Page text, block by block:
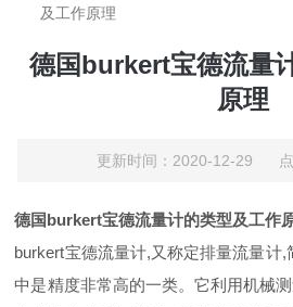
及工作原理
德国burkert宝德流量
原理
更新时间：2020-12-29 点
德国burkert宝德流量计的类型及工作
burkert宝德流量计,又称定排量流量计
中是精度非常高的一类。它利用机械